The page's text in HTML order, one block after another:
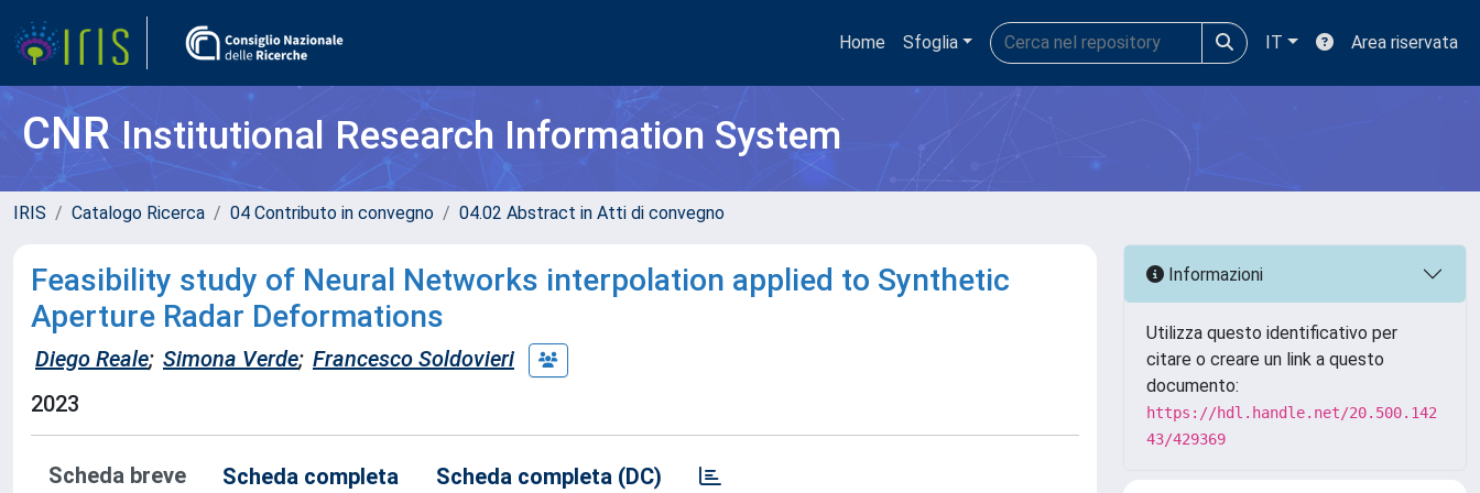
Home Sfoglia IT Area riservata
CNRInstitutional Research Information System
IRIS Catalogo Ricerca 04 Contributo in convegno 04.02 Abstract in Atti di convegno
Feasibility study of Neural Networks interpolation applied to Synthetic
Aperture Radar Deformations
Diego Reale; Simona Verde; Francesco Soldovieri
2023
Scheda breve Scheda completa Scheda completa (DC)
Informazioni
Utilizza questo identificativo per
citare o creare un link a questo
documento:
https://hdl.handle.net/20.500.142
43/429369